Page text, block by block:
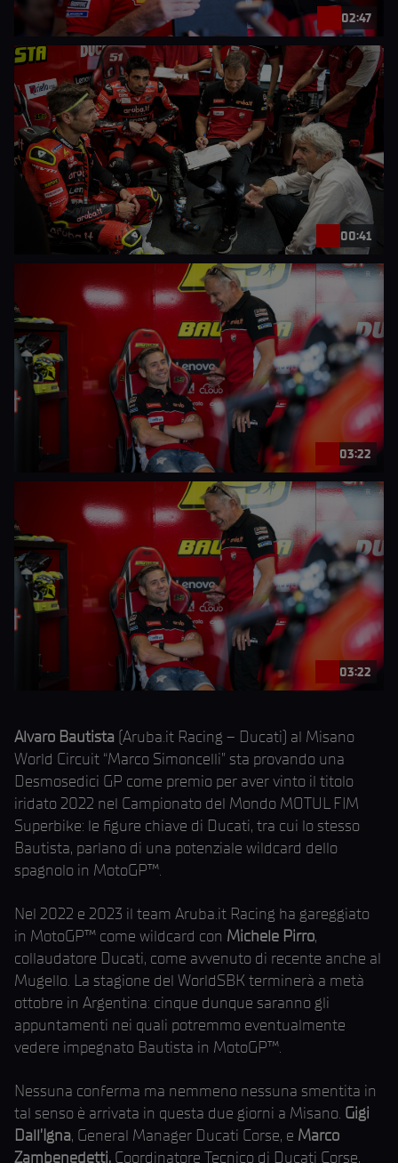
02:47
00:41
03:22
03:22
Alvaro Bautista (Aruba.it Racing – Ducati) al Misano
World Circuit “Marco Simoncelli” sta provando una
Desmosedici GP come premio per aver vinto il titolo
iridato 2022 nel Campionato del Mondo MOTUL FIM
Superbike: le figure chiave di Ducati, tra cui lo stesso
Bautista, parlano di una potenziale wildcard dello
spagnolo in MotoGP™.
Nel 2022 e 2023 il team Aruba.it Racing ha gareggiato
in MotoGP™ come wildcard con Michele Pirro,
collaudatore Ducati, come avvenuto di recente anche al
Mugello. La stagione del WorldSBK terminerà a metà
ottobre in Argentina: cinque dunque saranno gli
appuntamenti nei quali potremmo eventualmente
vedere impegnato Bautista in MotoGP™.
Nessuna conferma ma nemmeno nessuna smentita in
tal senso è arrivata in questa due giorni a Misano. Gigi
Dall’Igna, General Manager Ducati Corse, e Marco
Zambenedetti, Coordinatore Tecnico di Ducati Corse,